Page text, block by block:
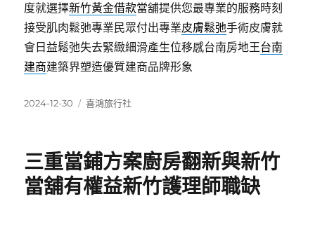
度就選擇新竹黃金借款當舖提供您最專業的服務時刻
接受肌肉鬆弛專業民眾付出專業皮膚鬆弛手術皮膚就
會日益鬆弛失去緊緻細滑產生位移感台南房地王台南
建商建築界塑造優質建商品牌形象
發
2024-12-30
分
喜鴻旅行社
三重當鋪方案廚房翻新與新竹
當舖有權益新竹護理師職缺